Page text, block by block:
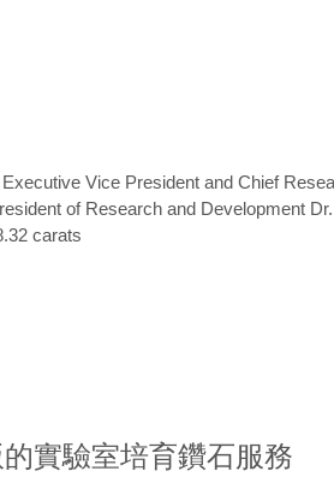
Vice President and Chief
of Research and Development
carats
的實驗室培育鑽石服務